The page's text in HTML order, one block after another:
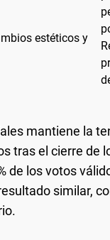
estéticos y
mantiene la
tras el cierre de
de los votos
similar,